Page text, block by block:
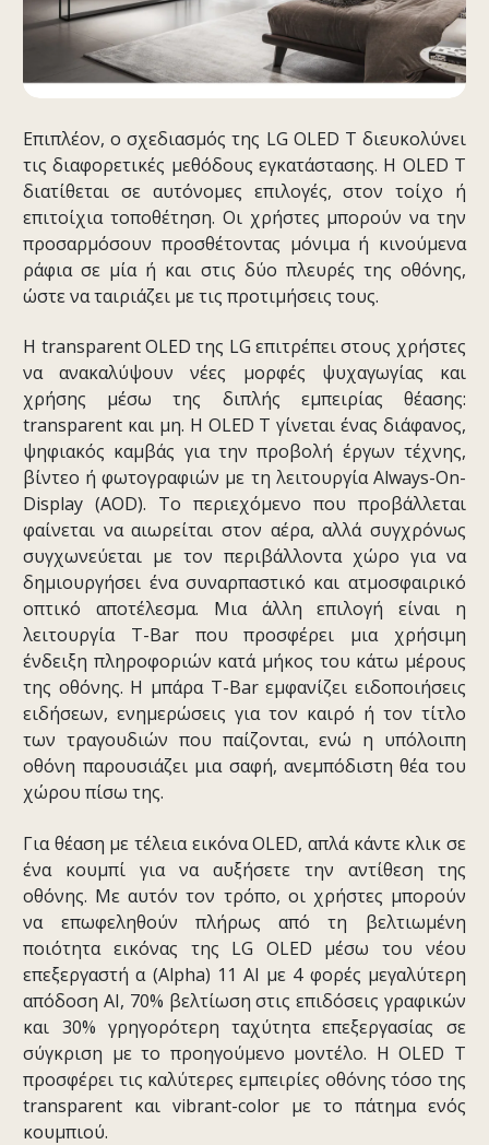
Επιπλέον, ο σχεδιασμός της LG OLED T διευκολύνει
τις διαφορετικές μεθόδους εγκατάστασης. Η OLED T
διατίθεται σε αυτόνομες επιλογές, στον τοίχο ή
επιτοίχια τοποθέτηση. Οι χρήστες μπορούν να την
προσαρμόσουν προσθέτοντας μόνιμα ή κινούμενα
ράφια σε μία ή και στις δύο πλευρές της οθόνης,
ώστε να ταιριάζει με τις προτιμήσεις τους.
Η transparent OLED της LG επιτρέπει στους χρήστες
να ανακαλύψουν νέες μορφές ψυχαγωγίας και
χρήσης μέσω της διπλής εμπειρίας θέασης:
transparent και μη. Η OLED T γίνεται ένας διάφανος,
ψηφιακός καμβάς για την προβολή έργων τέχνης,
βίντεο ή φωτογραφιών με τη λειτουργία Always-On-
Display (AOD). Το περιεχόμενο που προβάλλεται
φαίνεται να αιωρείται στον αέρα, αλλά συγχρόνως
συγχωνεύεται με τον περιβάλλοντα χώρο για να
δημιουργήσει ένα συναρπαστικό και ατμοσφαιρικό
οπτικό αποτέλεσμα. Μια άλλη επιλογή είναι η
λειτουργία T-Bar που προσφέρει μια χρήσιμη
ένδειξη πληροφοριών κατά μήκος του κάτω μέρους
της οθόνης. Η μπάρα T-Bar εμφανίζει ειδοποιήσεις
ειδήσεων, ενημερώσεις για τον καιρό ή τον τίτλο
των τραγουδιών που παίζονται, ενώ η υπόλοιπη
οθόνη παρουσιάζει μια σαφή, ανεμπόδιστη θέα του
χώρου πίσω της.
Για θέαση με τέλεια εικόνα OLED, απλά κάντε κλικ σε
ένα κουμπί για να αυξήσετε την αντίθεση της
οθόνης. Με αυτόν τον τρόπο, οι χρήστες μπορούν
να επωφεληθούν πλήρως από τη βελτιωμένη
ποιότητα εικόνας της LG OLED μέσω του νέου
επεξεργαστή α (Alpha) 11 AI με 4 φορές μεγαλύτερη
απόδοση AI, 70% βελτίωση στις επιδόσεις γραφικών
και 30% γρηγορότερη ταχύτητα επεξεργασίας σε
σύγκριση με το προηγούμενο μοντέλο. Η OLED T
προσφέρει τις καλύτερες εμπειρίες οθόνης τόσο της
transparent και vibrant-color με το πάτημα ενός
κουμπιού.